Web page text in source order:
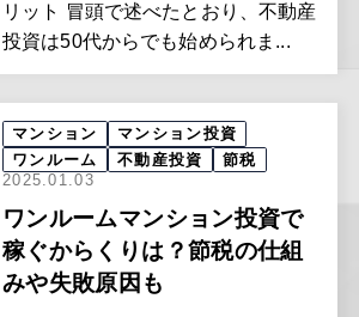
リット 冒頭で述べたとおり、不動産
投資は50代からでも始められま...
マンション
マンション投資
ワンルーム
不動産投資
節税
2025.01.03
ワンルームマンション投資で
稼ぐからくりは？節税の仕組
みや失敗原因も